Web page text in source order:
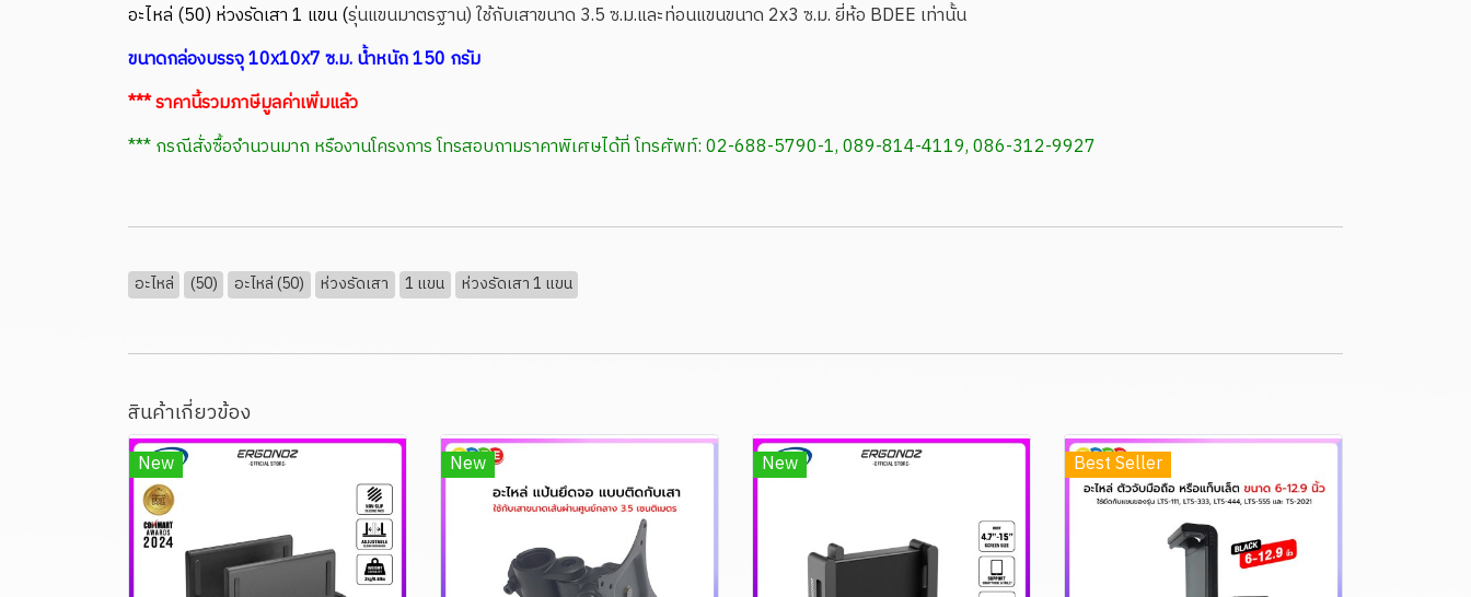
อะไหล่ (50) ห่วงรัดเสา 1 แขน (รุ่นแขนมาตรฐาน) ใช้กับเสาขนาด 3.5 ซ.ม.และท่อนแขนขนาด 2x3 ซ.ม. ยี่ห้อ BDEE เท่านั้น
ขนาดกล่องบรรจุ 10x10x7 ซ.ม. น้ำหนัก 150 กรัม
*** ราคานี้รวมภาษีมูลค่าเพิ่มแล้ว
*** กรณีสั่งซื้อจำนวนมาก หรืองานโครงการ โทรสอบถามราคาพิเศษได้ที่ โทรศัพท์: 02-688-5790-1, 089-814-4119, 086-312-9927
อะไหล่ (50) อะไหล่ (50) ห่วงรัดเสา 1 แขน ห่วงรัดเสา 1 แขน
สินค้าเกี่ยวข้อง
New New New Best Seller